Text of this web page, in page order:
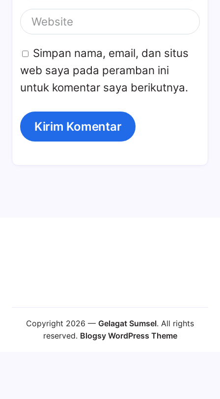
Simpan nama, email, dan situs
web saya pada peramban ini
untuk komentar saya berikutnya.
Copyright 2026 — Gelagat Sumsel. All rights
reserved. Blogsy WordPress Theme